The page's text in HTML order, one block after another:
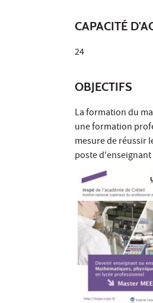
CAPACITÉ
24
OBJECTIFS
La formation du
une formation
mesure de réussir
poste